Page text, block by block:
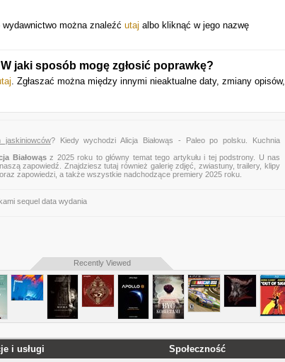
można znaleźć utaj albo kliknąć w jego nazwę
jaki sposób mogę zgłosić poprawkę?
. Zgłaszać można między innymi nieaktualne daty, zmiany opisów,
jaskiniowców? Kiedy wychodzi Alicja Białowąs - Paleo po polsku. Kuchnia
Białowąsz 2025 roku to główny temat tego artykułu i tej podstrony. U nas
zapowiedź. Znajdziesz tutaj również galerię zdjęć, zwiastuny, trailery, klipy
zapowiedzi, a także wszystkie nadchodzące premiery 2025 roku.
sequel data wydania
Recently Viewed
i usługi Społeczność